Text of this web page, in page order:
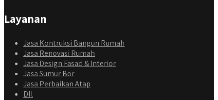
Layanan
Jasa Kontruksi Bangun Rumah
Jasa Renovasi Rumah
Jasa Design Fasad & Interior
Jasa Sumur Bor
Jasa Perbaikan Atap
Dll